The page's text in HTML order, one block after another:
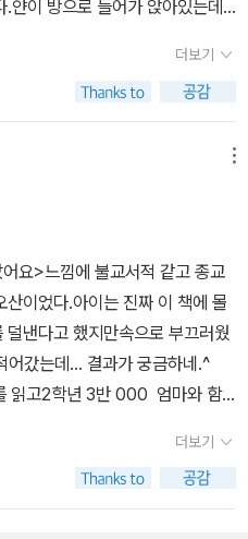
명해 집니다. 화란 내쳐야할 무엇
'내 것'이란 메시지를 전합니다.
키우는 법>에서는 화가 났을때
으로 방바닥을 쾅쾅칩니다. 그
다가 천천히 숨을 내쉽니다.<내
이런 말도전합니다.'당신의 분
당신 자신을 지키기 위한 것이
당신 자신을, 그리고 세계를 더
를 부정했을 때의 부작용을 자주
출 될 수 있다는 사실을 미천한
부싸움의 주인공들이비난과 비판
어떤 식으로 부정하고 은폐하는
옳아도 상대의 마음은 이미 닫혀
는 책들에서 일관되게 등장하는
것입니다. '아. 우리OO가 화가 났
얀이 방으로 들어가 앉아있는데
을 그런 후에 얀은 화와 가만히 앉
만히 앉아있는다.어느새 화는
버지께 잘못을 빈다.저녁밥을 먹
그 옛이야기를 들려주신다.화는
능의 일로라고 생각한다.그러나,
들이 다친다.그렇다고 참기만
이 책은 화를 어찌 해결할지 그
를 참으라고 하지 않는다.화와 함
...화를 외면하거나 왜곡, 확대,
.그렇게 하다보면 화는 어느새
맘이 가라앉을 시간이 필요한가
걸으라 하신다.이 책에서도 같은
이유가 밖에 있을 수도 있다.그
지일 것이다.화로 해결되는 일은
더보기
요>느낌에 불교서적 같고 종교
이었다.아이는 진짜 이 책에 몰
낸다고 했지만속으로 부끄러웠
갔는데... 결과가 궁금하네.^
읽고2학년 3반 000 엄마와 함
으로 부끄럽기도 했어요.엄마도
들어가서 기다리라고, 나중에
고 엄마가 밉고 그랬는데 시간이
더보기